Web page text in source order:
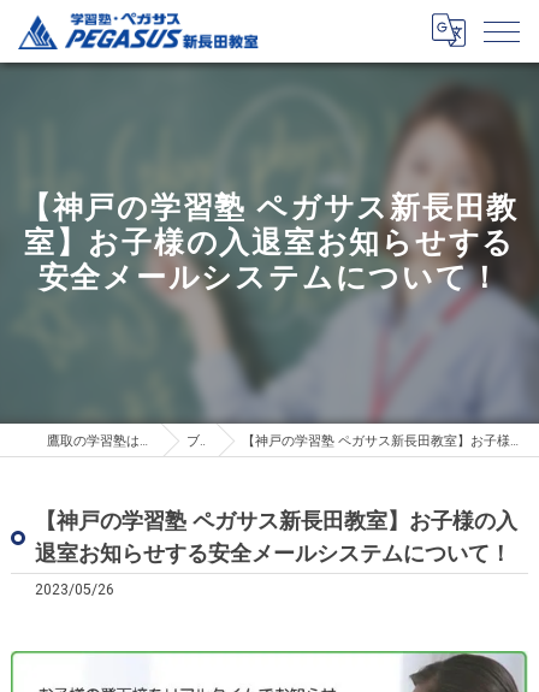
【神戸の学習塾 ペガサス新長田教
室】お子様の入退室お知らせする
安全メールシステムについて！
鷹取の学習塾はペガサス新長田教室 ブログ 【神戸の学習塾 ペガサス新長田教室】お子様の入退室お知らせする安全メールシステムについて！
【神戸の学習塾 ペガサス新長田教室】お子様の入
退室お知らせする安全メールシステムについて！
2023/05/26